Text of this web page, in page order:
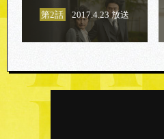
第2話 2017.4.23 放送